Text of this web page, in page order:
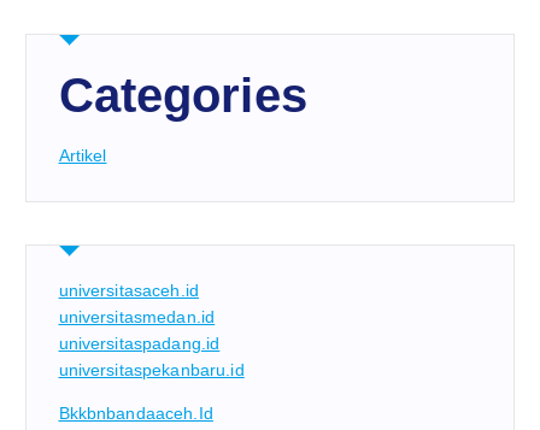
Categories
Artikel
universitasaceh.id
universitasmedan.id
universitaspadang.id
universitaspekanbaru.id
Bkkbnbandaaceh.id